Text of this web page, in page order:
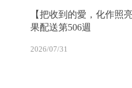
【把收到的愛，化作照
果配送第506週
2026/07/31